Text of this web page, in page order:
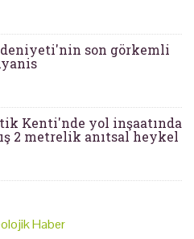
son görkemli
Kenti'nde yol inşaatında
2 metrelik anıtsal heykel